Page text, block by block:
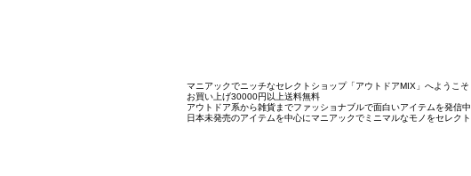
マニアックでニッチなセレクトショップ「アウトドアMIX」へようこそ
お買い上げ30000円以上送料無料
アウトドア系から雑貨までファッショナブルで面白いアイテムを発信中
日本未発売のアイテムを中心にマニアックでミニマルなモノをセレクト